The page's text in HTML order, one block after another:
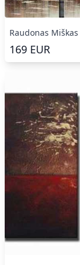
Raudonas Miškas
169 EUR